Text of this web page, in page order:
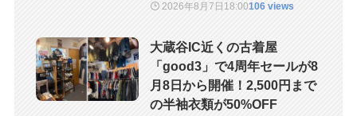
2026年8月7日 18:00106 views
大蔵谷IC近くの古着屋
「good3」で4周年セールが8
月8日から開催！2,500円まで
の半袖衣類が50%OFF